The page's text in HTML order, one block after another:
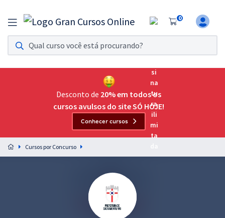
0
Assinatura Ilimitada 11
Acesso a todos os cursos. Teste grátis por 7 dias!
Assinatura OAB Até Passar
Acesso ilimitado a toda preparação para o Exame da
Preparação completa e intensiva para as principais
residências em saúde do Brasil
Desconto de 20% em todos os
cursos avulsos do site SÓ HOJE!
Conhecer cursos
Cursos por Concurso